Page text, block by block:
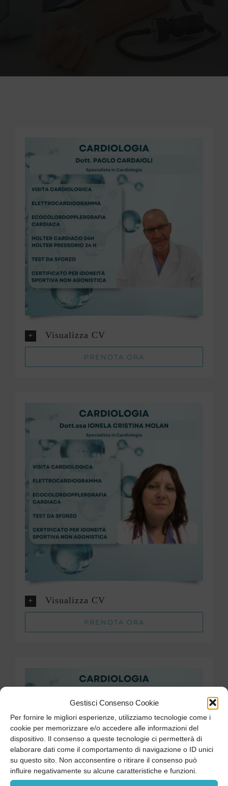
Gestisci Consenso Cookie
Per fornire le migliori esperienze, utilizziamo tecnologie come i
cookie per memorizzare e/o accedere alle informazioni del
dispositivo. Il consenso a queste tecnologie ci permetterà di
elaborare dati come il comportamento di navigazione o ID unici
su questo sito. Non acconsentire o ritirare il consenso può
influire negativamente su alcune caratteristiche e funzioni.
Visualizza CV
PRENOTA ORA
Visualizza CV
PRENOTA ORA